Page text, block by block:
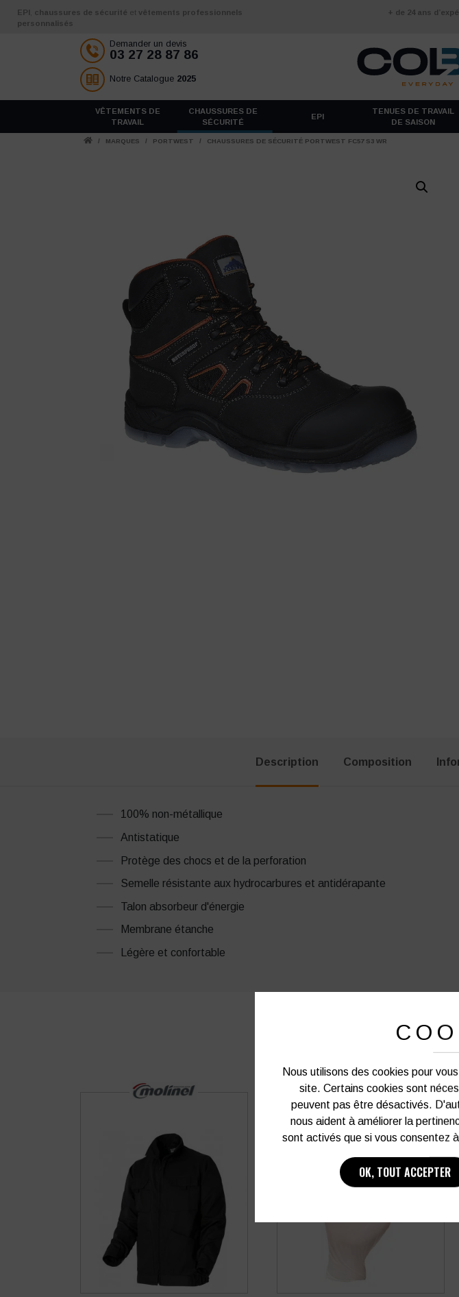
Aller au contenu
EPI chaussures de sécurité et vêtements professionnels
personnalisés
+ de 24 ans
Demander un devis
03 27 28 87 86
Notre Catalogue 2025
VÊTEMENTS DE
TRAVAIL
CHAUSSURES DE
SÉCURITÉ
EPI
TENUES DE TRAVAIL
DE SAISON
/ MARQUES / PORTWEST / CHAUSSURES DE SÉCURITÉ PORTWEST FC57 S3 WR
Description Composition
100% non-métallique
Antistatique
Protège des chocs et de la perforation
Semelle résistante aux hydrocarbures et antidérapante
Talon absorbeur d'énergie
Membrane étanche
Légère et confortable
Nous utilisons des cookies pour
site. Certains cookies sont
peuvent pas être désactivés.
nous aident à améliorer la
sont activés que si vous consentez
OK, TOUT ACCEPTER